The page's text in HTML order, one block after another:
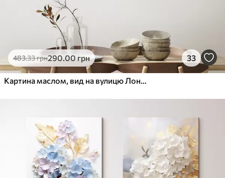
483.33грн290.00 грн 33
Картина маслом, вид на вулицю Лондона в чорно-білих тонах